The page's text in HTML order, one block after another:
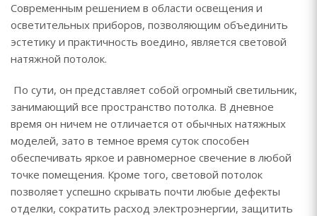
Современным решением в области освещения и
осветительных приборов, позволяющим объединить
эстетику и практичность воедино, является световой
натяжной потолок.
По сути, он представляет собой огромный светильник,
занимающий все пространство потолка. В дневное
время он ничем не отличается от обычных натяжных
моделей, зато в темное время суток способен
обеспечивать яркое и равномерное свечение в любой
точке помещения. Кроме того, световой потолок
позволяет успешно скрывать почти любые дефекты
отделки, сократить расход электроэнергии, защитить